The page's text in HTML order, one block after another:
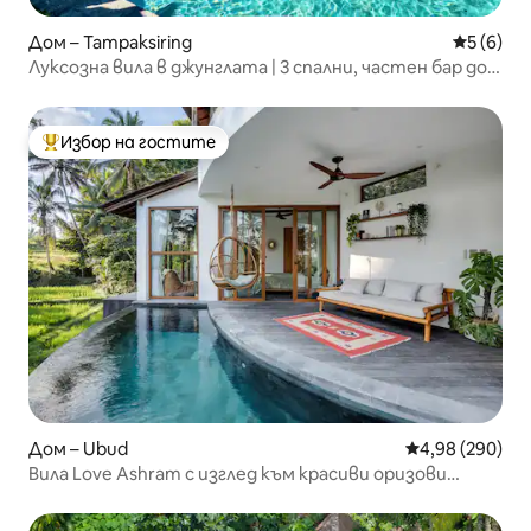
Дом – Tampaksiring Средна
5 (6)
Луксозна вила в джунглата | 3 спални, частен бар до
Най-популярен избор на гостите
Избор на гостите
Дом – Ubud Средна
4,98 (290)
Вила Love Ashram с изглед към красиви оризови